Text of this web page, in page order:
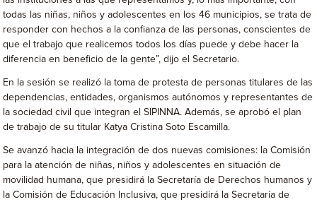
todas las niñas, niños y adolescentes en los 46 municipios, se trata de
responder con hechos a la confianza de las personas, conscientes de
que el trabajo que realicemos todos los días puede y debe hacer la
diferencia en beneficio de la gente”, dijo el Secretario.
En la sesión se realizó la toma de protesta de personas titulares de las
dependencias, entidades, organismos autónomos y representantes de
la sociedad civil que integran el SIPINNA. Además, se aprobó el plan
de trabajo de su titular Katya Cristina Soto Escamilla.
Se avanzó hacia la integración de dos nuevas comisiones: la Comisión
para la atención de niñas, niños y adolescentes en situación de
movilidad humana, que presidirá la Secretaría de Derechos humanos y
la Comisión de Educación Inclusiva, que presidirá la Secretaría de